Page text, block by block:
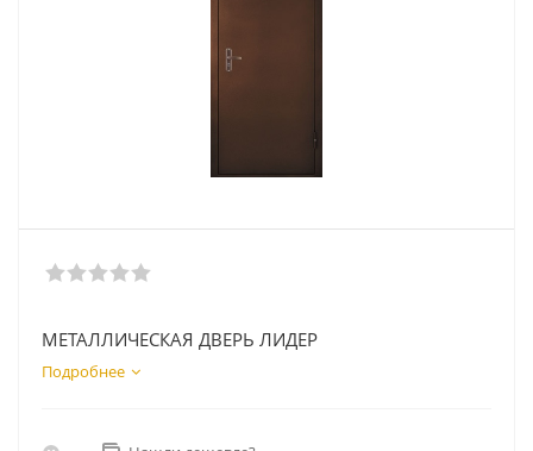
МЕТАЛЛИЧЕСКАЯ ДВЕРЬ ЛИДЕР
Подробнее